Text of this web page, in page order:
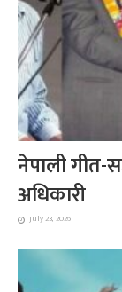
नेपाली गीत-
अधिकारी
July 23, 2026